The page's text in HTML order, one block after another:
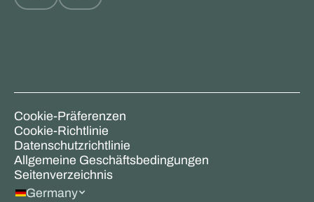
Cookie-Präferenzen
Cookie-Richtlinie
Datenschutzrichtlinie
Allgemeine Geschäftsbedingungen
Seitenverzeichnis
Germany